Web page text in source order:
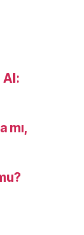
AI:
mı,